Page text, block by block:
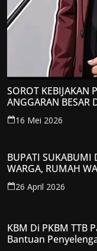
SOROT KEBIJAKAN
ANGGARAN BESAR
JADI PERHATIAN;
KRITIS
16 Mei 2026
BUPATI SUKABUMI
WARGA, RUMAH
DIAMBRUKAN
26 April 2026
KBM Di PKBM
Bantuan